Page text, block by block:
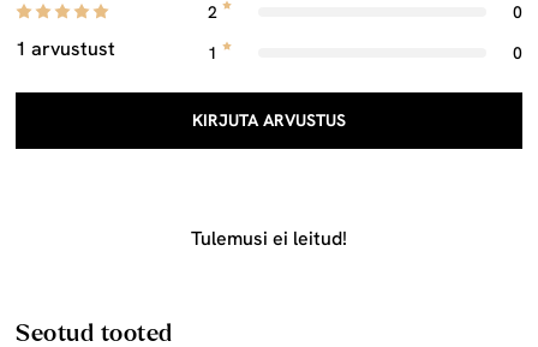
1 arvustust
2
0
1
0
KIRJUTA ARVUSTUS
Tulemusi ei leitud!
Seotud tooted